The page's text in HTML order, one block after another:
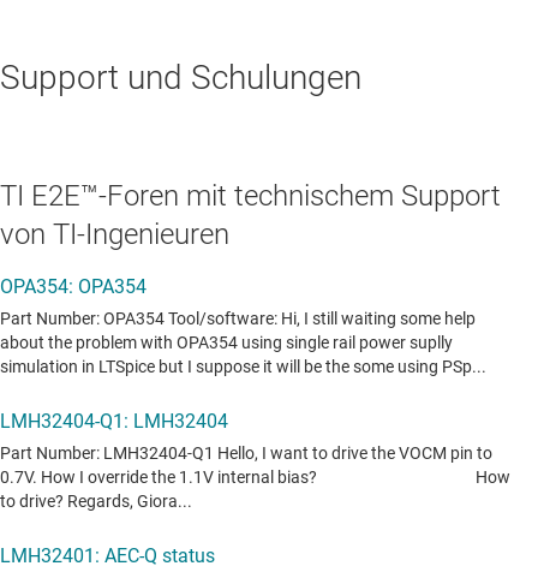
Support und Schulungen
TI E2E™-Foren mit technischem Support
von TI-Ingenieuren